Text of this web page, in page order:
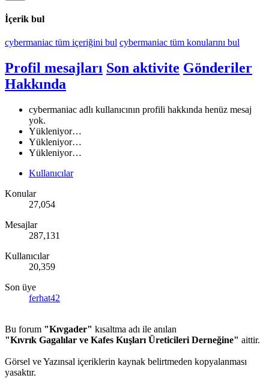
İçerik bul
cybermaniac tüm içeriğini bul cybermaniac tüm konularını bul
Profil mesajları Son aktivite Gönderiler
Hakkında
cybermaniac adlı kullanıcının profili hakkında henüz mesaj
yok.
Yükleniyor…
Yükleniyor…
Yükleniyor…
Kullanıcılar
Konular
27,054
Mesajlar
287,131
Kullanıcılar
20,359
Son üye
ferhat42
Bu forum "Kıvgader" kısaltma adı ile anılan
"Kıvrık Gagalılar ve Kafes Kuşları Üreticileri Derneğine" aittir.
Görsel ve Yazınsal içeriklerin kaynak belirtmeden kopyalanması
yasaktır.